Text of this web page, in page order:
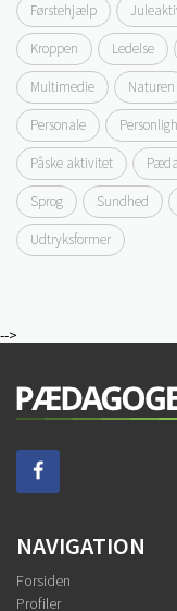
Førstehjælp
Kroppen Ledelse
Multimedie Naturen
Personale
Påske aktivitet
Sprog Sundhed
Udtryksformer
-->
NAVIGATION
Forsiden
Profiler